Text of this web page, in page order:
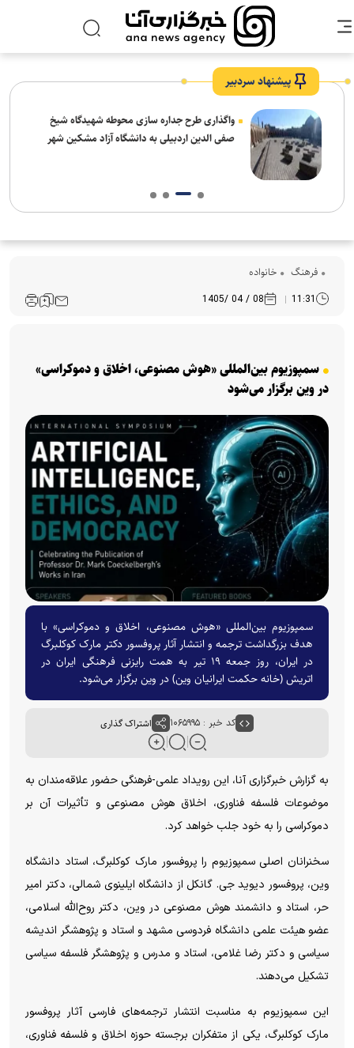
پیشنهاد سردبیر
واگذاری طرح جداره سازی محوطه شهیدگاه شیخ
صفی الدین اردبیلی به دانشگاه آزاد مشکین شهر
فرهنگ‌ خانواده
11:31
08 / 04 /1405
سمپوزیوم بین‌المللی «هوش مصنوعی، اخلاق و دموکراسی»
در وین برگزار می‌شود
سمپوزیوم بین‌المللی «هوش مصنوعی، اخلاق و دموکراسی» با
هدف بزرگداشت ترجمه و انتشار آثار پروفسور دکتر مارک کوکلبرگ
در ایران، روز جمعه ۱۹ تیر به همت رایزنی فرهنگی ایران در
اتریش (خانه حکمت ایرانیان وین) در وین برگزار می‌شود.
کد خبر : ۱۰۶۵۹۹۵ اشتراک گذاری
به گزارش خبرگزاری آنا، این رویداد علمی-فرهنگی حضور علاقه‌مندان به
موضوعات فلسفه فناوری، اخلاق هوش مصنوعی و تأثیرات آن بر
دموکراسی را به خود جلب خواهد کرد.
سخنرانان اصلی سمپوزیوم را پروفسور مارک کوکلبرگ، استاد دانشگاه
وین، پروفسور دیوید جی. گانکل از دانشگاه ایلینوی شمالی، دکتر امیر
حر، استاد و دانشمند هوش مصنوعی در وین، دکتر روح‌الله اسلامی،
عضو هیئت علمی دانشگاه فردوسی مشهد و استاد و پژوهشگر اندیشه
سیاسی و دکتر رضا غلامی، استاد و مدرس و پژوهشگر فلسفه سیاسی
تشکیل می‌دهند.
این سمپوزیوم به مناسبت انتشار ترجمه‌های فارسی آثار پروفسور
مارک کوکلبرگ، یکی از متفکران برجسته حوزه اخلاق و فلسفه فناوری،